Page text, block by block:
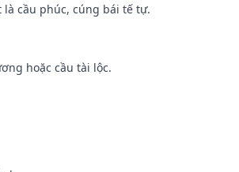
là cầu phúc, cúng bái tế tự.
hoặc cầu tài lộc.